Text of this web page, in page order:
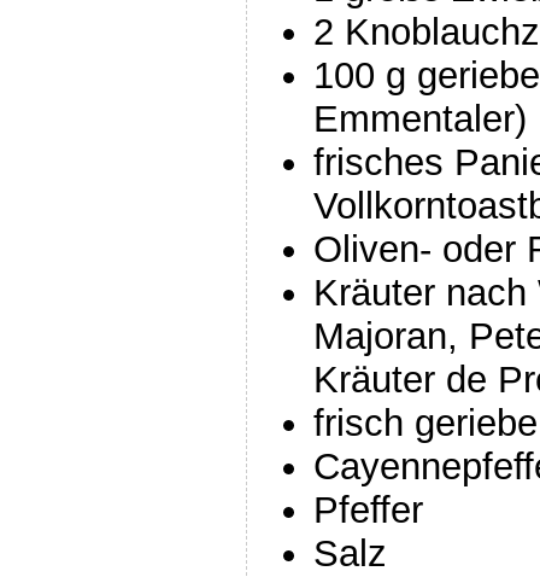
2
100 g
Emmentaler)
frisches
Oliven- oder
Kräuter
Majoran,
Kräuter de
frisch
Pfeffer
Salz